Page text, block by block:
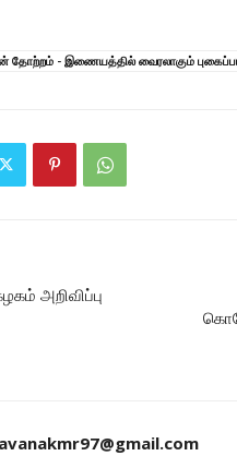
தோற்றம் - இணையத்தில் வைரலாகும்
அறிவிப்பு